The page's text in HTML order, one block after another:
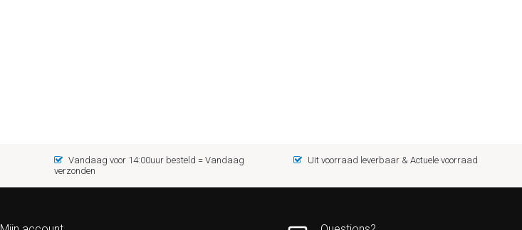
Vandaag voor 14:00uur besteld = Vandaag
verzonden
Uit voorraad leverbaar & Actuele voorraad